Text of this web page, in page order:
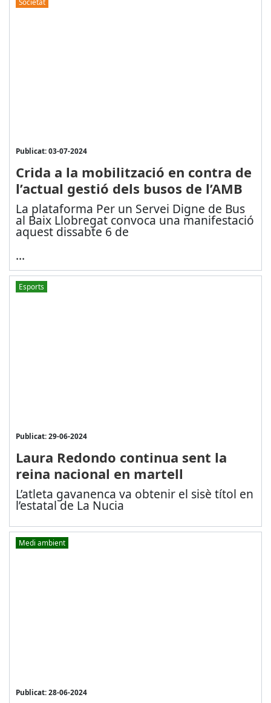
Publicat: 03-07-2024
Crida a la mobilització en contra de
l’actual gestió dels busos de l’AMB
La plataforma Per un Servei Digne de Bus
al Baix Llobregat convoca una manifestació
aquest dissabte 6 de
...
Esports
Publicat: 29-06-2024
Laura Redondo continua sent la
reina nacional en martell
L’atleta gavanenca va obtenir el sisè títol en
l’estatal de La Nucia
Medi ambient
Publicat: 28-06-2024